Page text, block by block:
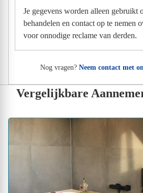
Je gegevens worden alleen gebruikt
behandelen en contact op te nemen
voor onnodige reclame van derden.
Nog vragen? Neem contact met
Vergelijkbare